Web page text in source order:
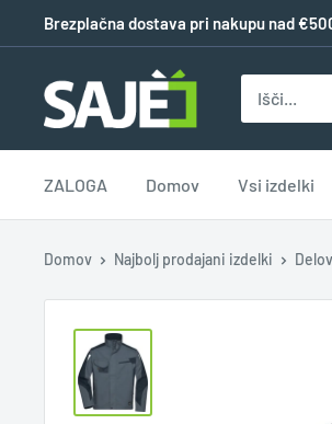
Brezplačna dostava pri nakupu nad
ZALOGA Domov Vsi izdelki
Domov Najbolj prodajani izdelki